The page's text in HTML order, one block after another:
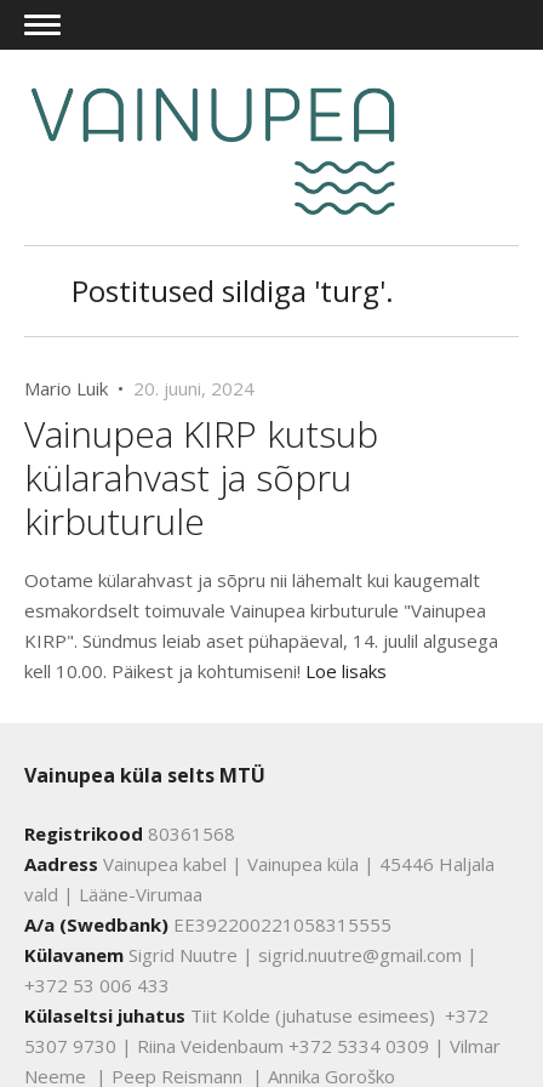
Postitused sildiga 'turg'.
Mario Luik • 20. juuni, 2024
Vainupea KIRP kutsub
külarahvast ja sõpru
kirbuturule
Ootame külarahvast ja sõpru nii lähemalt kui kaugemalt
esmakordselt toimuvale Vainupea kirbuturule "Vainupea
KIRP". Sündmus leiab aset pühapäeval, 14. juulil algusega
kell 10.00. Päikest ja kohtumiseni! Loe lisaks
Vainupea küla selts MTÜ
Registrikood 80361568
Aadress Vainupea kabel | Vainupea küla | 45446 Haljala
vald | Lääne-Virumaa
A/a (Swedbank) EE392200221058315555
Külavanem Sigrid Nuutre | sigrid.nuutre@gmail.com |
+372 53 006 433
Külaseltsi juhatus Tiit Kolde (juhatuse esimees) +372
5307 9730 | Riina Veidenbaum +372 5334 0309 | Vilmar
Neeme | Peep Reismann | Annika Goroško